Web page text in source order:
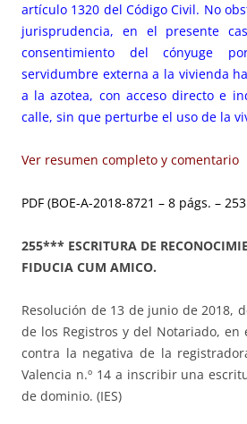
artículo 1320 del Código Civil. No
jurisprudencia, en el presente
consentimiento del cónyuge
servidumbre externa a la vivienda
a la azotea, con acceso directo e
calle, sin que perturbe el uso de la
Ver resumen completo y comentario
PDF (BOE-A-2018-8721 – 8 págs. –
255*** ESCRITURA DE
FIDUCIA CUM AMICO.
Resolución de 13 de junio de 2018,
de los Registros y del Notariado,
contra la negativa de la
Valencia n.º 14 a inscribir una
de dominio. (IES)